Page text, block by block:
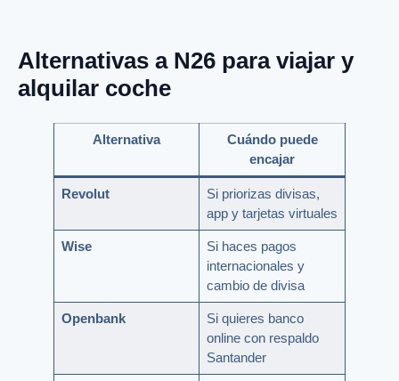
Alternativas a N26 para viajar y
alquilar coche
Alternativa
Cuándo puede
encajar
Revolut
Si priorizas divisas,
app y tarjetas virtuales
Wise
Si haces pagos
internacionales y
cambio de divisa
Openbank
Si quieres banco
online con respaldo
Santander